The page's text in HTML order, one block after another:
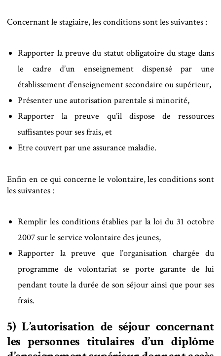
Concernant le stagiaire, les conditions sont les suivantes :
Rapporter la preuve du statut obligatoire du stage dans
le cadre d’un enseignement dispensé par une
établissement d’enseignement secondaire ou supérieur,
Présenter une autorisation parentale si minorité,
Rapporter la preuve qu’il dispose de ressources
suffisantes pour ses frais, et
Etre couvert par une assurance maladie.
Enfin en ce qui concerne le volontaire, les conditions sont
les suivantes :
Remplir les conditions établies par la loi du 31 octobre
2007 sur le service volontaire des jeunes,
Rapporter la preuve que l’organisation chargée du
programme de volontariat se porte garante de lui
pendant toute la durée de son séjour ainsi que pour ses
frais.
5) L’autorisation de séjour concernant
les personnes titulaires d’un diplôme